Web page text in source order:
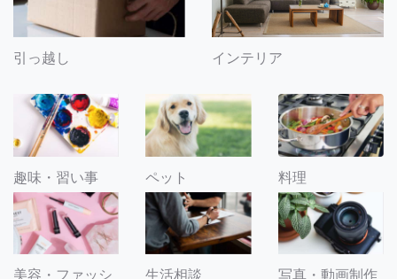
引っ越し インテリア
趣味・習い事 ペット 料理
美容・ファッシ
生活相談 写真・動画制作